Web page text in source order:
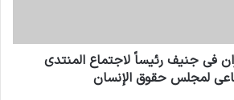
في جنيف رئيساً لاجتماع المنتدى
لمجلس حقوق الإنسان